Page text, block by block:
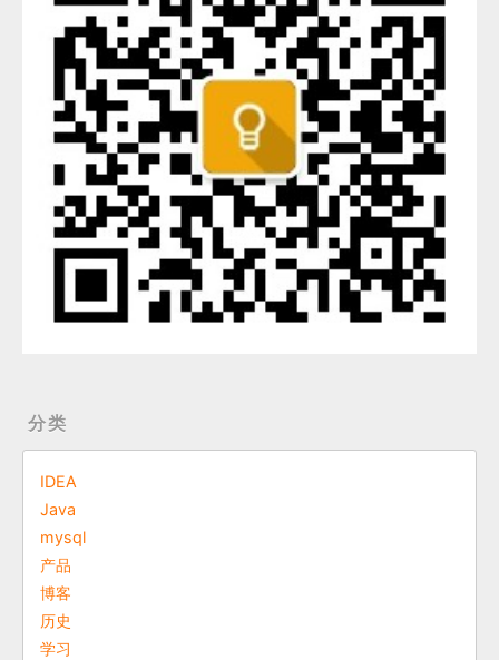
分类
IDEA
Java
mysql
产品
博客
历史
学习